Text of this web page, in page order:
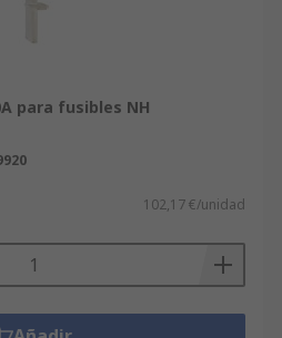
para fusibles NH
102,17 €/unidad